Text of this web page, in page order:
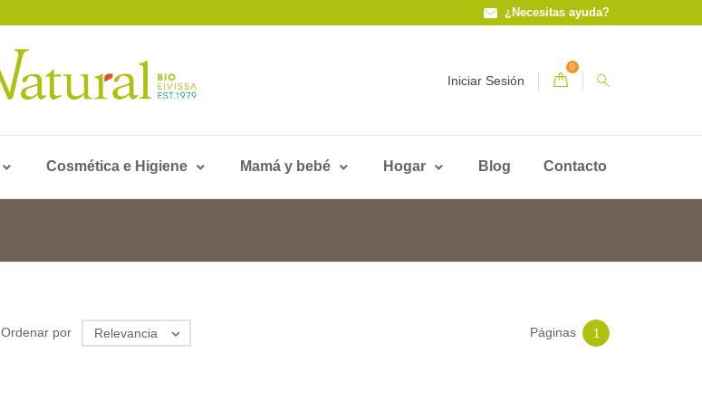
¿Necesitas ayuda?
Iniciar Sesión
0
Cosmética e Higiene Mamá y bebé Hogar Blog Contacto
Ordenar por Relevancia  Páginas 1